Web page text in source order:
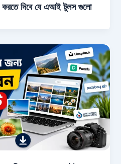
করতে দিবে যে এআই টুলস গুলো